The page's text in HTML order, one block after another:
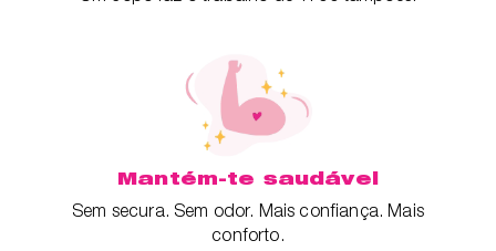
Mantém-te saudável
Sem secura. Sem odor. Mais confiança. Mais
conforto.